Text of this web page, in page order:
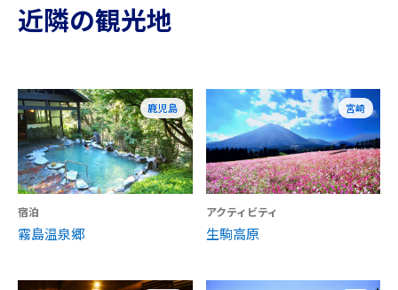
近隣の観光地
鹿児島
宿泊
霧島温泉郷
宮崎
アクティビティ
生駒高原